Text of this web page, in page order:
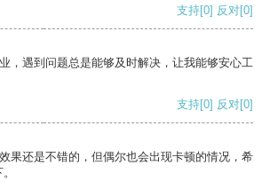
支持[0] 反对[0]
，遇到问题总是能够及时解决，让我能够安心工
支持[0] 反对[0]
果还是不错的，但偶尔也会出现卡顿的情况，希